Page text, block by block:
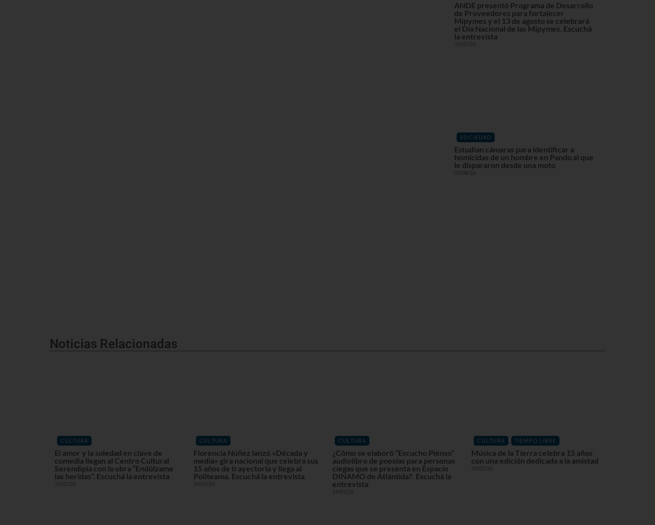
ANDE presentó Programa de Desarrollo
de Proveedores para fortalecer
Mipymes y el 13 de agosto se celebrará
el Día Nacional de las Mipymes. Escuchá
la entrevista
31/07/26
SOCIEDAD
Estudian cámaras para identificar a
homicidas de un hombre en Pando al que
le dispararon desde una moto
03/08/26
Noticias Relacionadas
CULTURA
El amor y la soledad en clave de
comedia llegan al Centro Cultural
Serendipia con la obra “Endúlzame
las heridas”. Escuchá la entrevista
31/07/26
CULTURA
Florencia Núñez lanzó «Década y
media» gira nacional que celebra sus
15 años de trayectoria y llega al
Politeama. Escuchá la entrevista
29/07/26
CULTURA
¿Cómo se elaboró “Escucho Pienso”
audiolibro de poesías para personas
ciegas que se presenta en Espacio
DINAMO de Atlántida?. Escuchá la
entrevista
29/07/26
CULTURA , TIEMPO LIBRE
Música de la Tierra celebra 15 años
con una edición dedicada a la amistad
28/07/26